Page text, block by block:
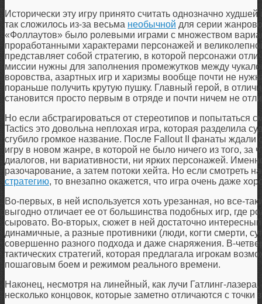
Исторически эту игру принято считать однозначно
так сложилось из-за весьма необычной для серии
«Фоллаутов» было ролевыми играми с множеством
проработанными характерами персонажей и
представляет собой стратегию, в которой персонажи
миссии нужны для заполнения промежутков между
воровства, азартных игр и харизмы вообще почти не
пораньше получить крутую пушку. Главный герой, в
становится просто первым в отряде и почти ничем не
Но если абстрагироваться от стереотипов и попытаться
Tactics это довольна неплохая игра, которая разделила
сгубило громкое название. После Fallout II фанаты ждали
игру в новом жанре, в которой не было ничего из того,
диалогов, ни вариативности, ни ярких персонажей.
разочарование, а затем потоки хейта. Но если смотреть
стратегию, то внезапно окажется, что игра очень даже
Во-первых, в ней используется хоть урезанная, но все-
выгодно отличает ее от большинства подобных игр, где
сыровато. Во-вторых, сюжет в ней достаточно интересный
динамичные, а разные противники (люди, когти смерти,
совершенно разного подхода и даже снаряжения. В-
тактических стратегий, которая предлагала игрокам
пошаговым боем и режимом реального времени.
Наконец, несмотря на линейный, как лучи Гатлинг-
несколько концовок, которые заметно отличаются с точки